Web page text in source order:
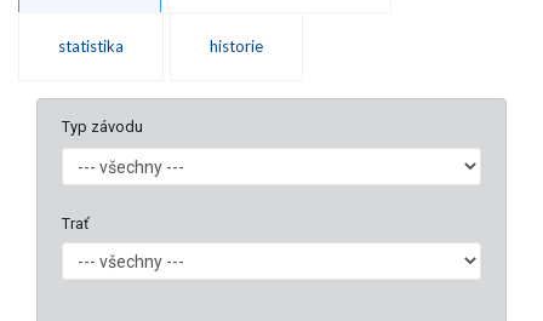
statistika historie
Typ závodu
Trať